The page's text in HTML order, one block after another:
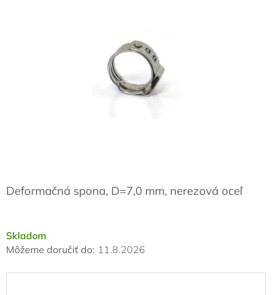
Skladom
Môžeme doručiť do: 11.8.2026
Deformačná spona, D=7,0 mm, nerezová oceľ